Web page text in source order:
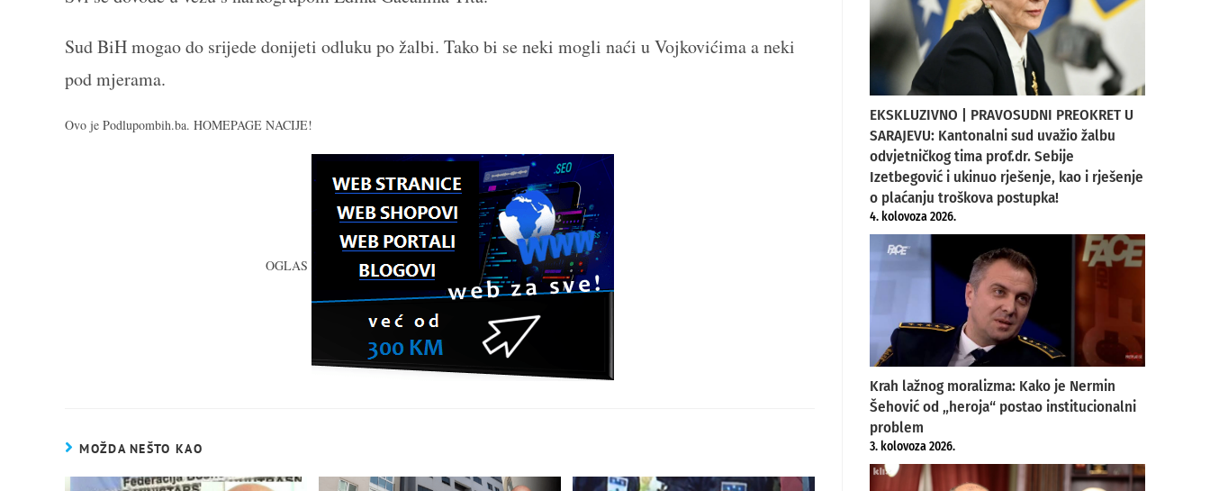
Sud BiH mogao do srijede donijeti odluku po žalbi. Tako bi se neki mogli naći u Vojkovićima a neki
pod mjerama.
Ovo je Podlupombih.ba. HOMEPAGE NACIJE!
OGLAS
MOŽDA NEŠTO KAO
EKSKLUZIVNO | PRAVOSUDNI PREOKRET U
SARAJEVU: Kantonalni sud uvažio žalbu
odvjetničkog tima prof.dr. Sebije
Izetbegović i ukinuo rješenje, kao i rješenje
o plaćanju troškova postupka!
4. kolovoza 2026.
Krah lažnog moralizma: Kako je Nermin
Šehović od „heroja“ postao institucionalni
problem
3. kolovoza 2026.